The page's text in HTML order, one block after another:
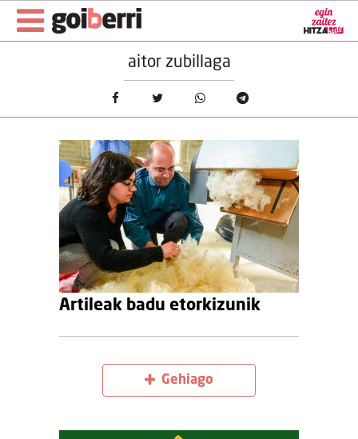
aitor zubillaga
Artileak badu etorkizunik
Gehiago